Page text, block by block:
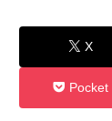
X
Pocket